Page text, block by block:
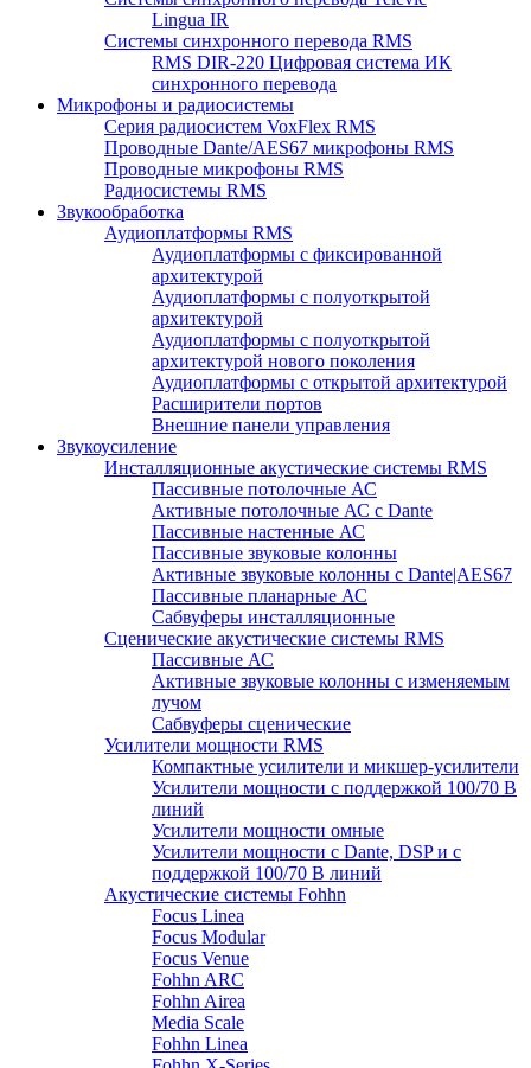
Lingua IR
Системы синхронного перевода RMS
RMS DIR-220 Цифровая система ИК
синхронного перевода
Микрофоны и радиосистемы
Серия радиосистем VoxFlex RMS
Проводные Dante/AES67 микрофоны RMS
Проводные микрофоны RMS
Радиосистемы RMS
Звукообработка
Аудиоплатформы RMS
Аудиоплатформы с фиксированной
архитектурой
Аудиоплатформы с полуоткрытой
архитектурой
Аудиоплатформы с полуоткрытой
архитектурой нового поколения
Аудиоплатформы с открытой архитектурой
Расширители портов
Внешние панели управления
Звукоусиление
Инсталляционные акустические системы RMS
Пассивные потолочные АС
Активные потолочные АС с Dante
Пассивные настенные АС
Пассивные звуковые колонны
Активные звуковые колонны с Dante|AES67
Пассивные планарные АС
Сабвуферы инсталляционные
Сценические акустические системы RMS
Пассивные АС
Активные звуковые колонны с изменяемым
лучом
Сабвуферы сценические
Усилители мощности RMS
Компактные усилители и микшер-усилители
Усилители мощности с поддержкой 100/70 В
линий
Усилители мощности омные
Усилители мощности с Dante, DSP и с
поддержкой 100/70 В линий
Акустические системы Fohhn
Focus Linea
Focus Modular
Focus Venue
Fohhn ARC
Fohhn Airea
Media Scale
Fohhn Linea